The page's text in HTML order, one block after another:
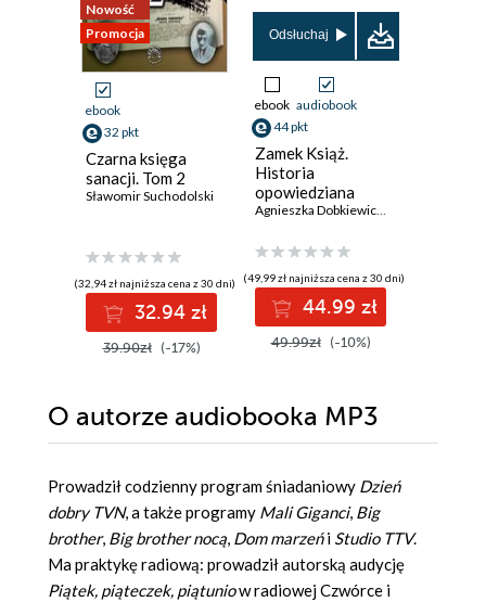
Nowość
Promocja
ebook
32 pkt
Czarna księga
sanacji. Tom 2
Sławomir Suchodolski
(32,94 zł najniższa cena z 30 dni)
32.94 zł
39.90zł (-17%)
Odsłuchaj
ebook audiobook
44 pkt
Zamek Książ.
Historia
opowiedziana
głosami służących
Agnieszka Dobkiewicz,
(49,99 zł najniższa cena z 30 dni)
44.99 zł
49.99zł (-10%)
O autorze audiobooka MP3
Prowadził codzienny program śniadaniowy Dzień
dobry TVN, a także programy Mali Giganci, Big
brother, Big brother nocą, Dom marzeńi Studio TTV.
Ma praktykę radiową: prowadził autorską audycję
Piątek, piąteczek, piątuniow radiowej Czwórce i